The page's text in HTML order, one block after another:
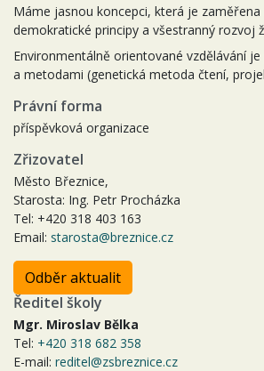
Máme jasnou koncepci, která je
demokratické principy a všestranný rozvoj
Environmentálně orientované vzdělávání
a metodami (genetická metoda čtení,
Právní forma
příspěvková organizace
Zřizovatel
Město Březnice,
Starosta: Ing. Petr Procházka
Tel: +420 318 403 163
Email: starosta@breznice.cz
Odběr aktualit
Ředitel školy
Mgr. Miroslav Bělka
Tel: +420 318 682 358
E-mail: reditel@zsbreznice.cz